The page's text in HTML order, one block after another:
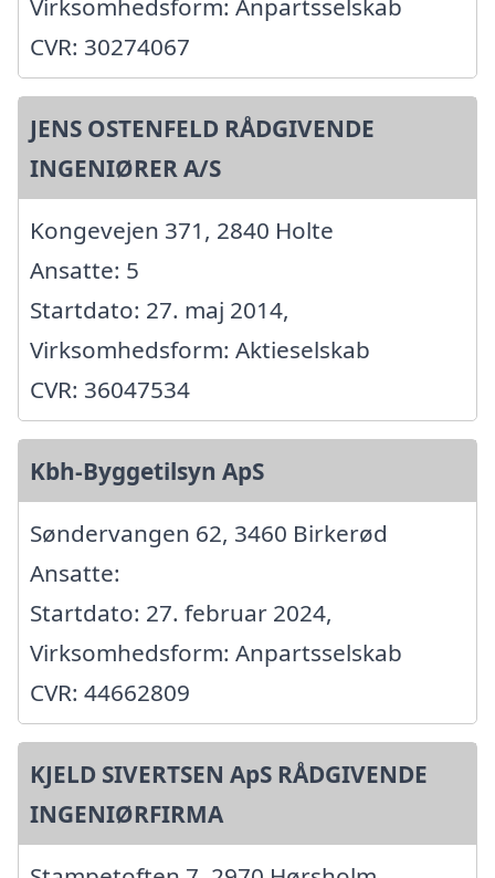
Virksomhedsform: Anpartsselskab
CVR: 30274067
JENS OSTENFELD RÅDGIVENDE
INGENIØRER A/S
Kongevejen 371, 2840 Holte
Ansatte: 5
Startdato: 27. maj 2014,
Virksomhedsform: Aktieselskab
CVR: 36047534
Kbh-Byggetilsyn ApS
Søndervangen 62, 3460 Birkerød
Ansatte:
Startdato: 27. februar 2024,
Virksomhedsform: Anpartsselskab
CVR: 44662809
KJELD SIVERTSEN ApS RÅDGIVENDE
INGENIØRFIRMA